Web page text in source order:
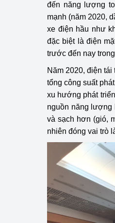
đến năng lượng
mạnh (năm 2020,
xe điện hầu như
đặc biệt là điện
trước đến nay
Năm 2020, điện
tổng công suất
xu hướng phát
nguồn năng lượng
và sạch hơn (gió,
nhiên đóng vai trò